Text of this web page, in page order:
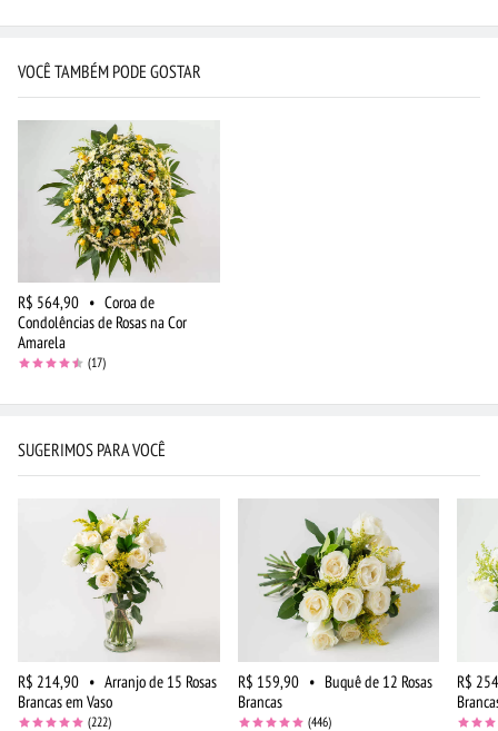
VOCÊ TAMBÉM PODE GOSTAR
R$ 564,90 • Coroa de
Condolências de Rosas na Cor
Amarela
(17)
SUGERIMOS PARA VOCÊ
R$ 214,90 • Arranjo de 15 Rosas
Brancas em Vaso
(222)
R$ 159,90 • Buquê de 12 Rosas
Brancas
(446)
R$